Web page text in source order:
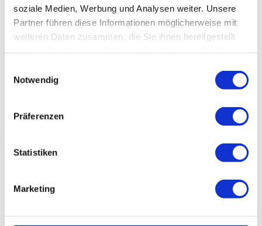
soziale Medien, Werbung und Analysen weiter. Unsere
Partner führen diese Informationen möglicherweise mit
weiteren Daten zusammen, die Sie ihnen bereitgestellt
Notwendig
Präferenzen
Statistiken
Marketing
Berlin-Brandenburg e.V.
Niederfinow am 29.09.2011 Veranstaltung der
e.V. erschienen im VSVI Journal 2012 Beitrag 1 Seite